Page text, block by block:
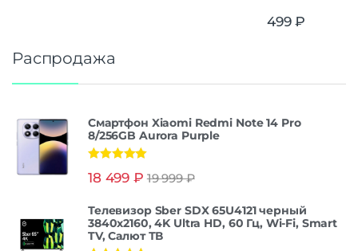
499₽
Распродажа
Смартфон Xiaomi Redmi Note 14 Pro
8/256GB Aurora Purple
из 5
18 499 ₽ 19 999₽
Телевизор Sber SDX 65U4121 черный
3840x2160, 4K Ultra HD, 60 Гц, Wi-Fi, Smart
TV, Салют ТВ